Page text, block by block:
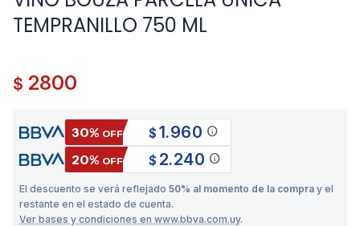
TEMPRANILLO 750 ML
$ 2800
30% OFF $ 1.960 info
20% OFF $ 2.240 info
El descuento se verá reflejado 50% al momento de la compra y el
restante en el estado de cuenta.
Ver bases y condiciones en www.bbva.com.uy.